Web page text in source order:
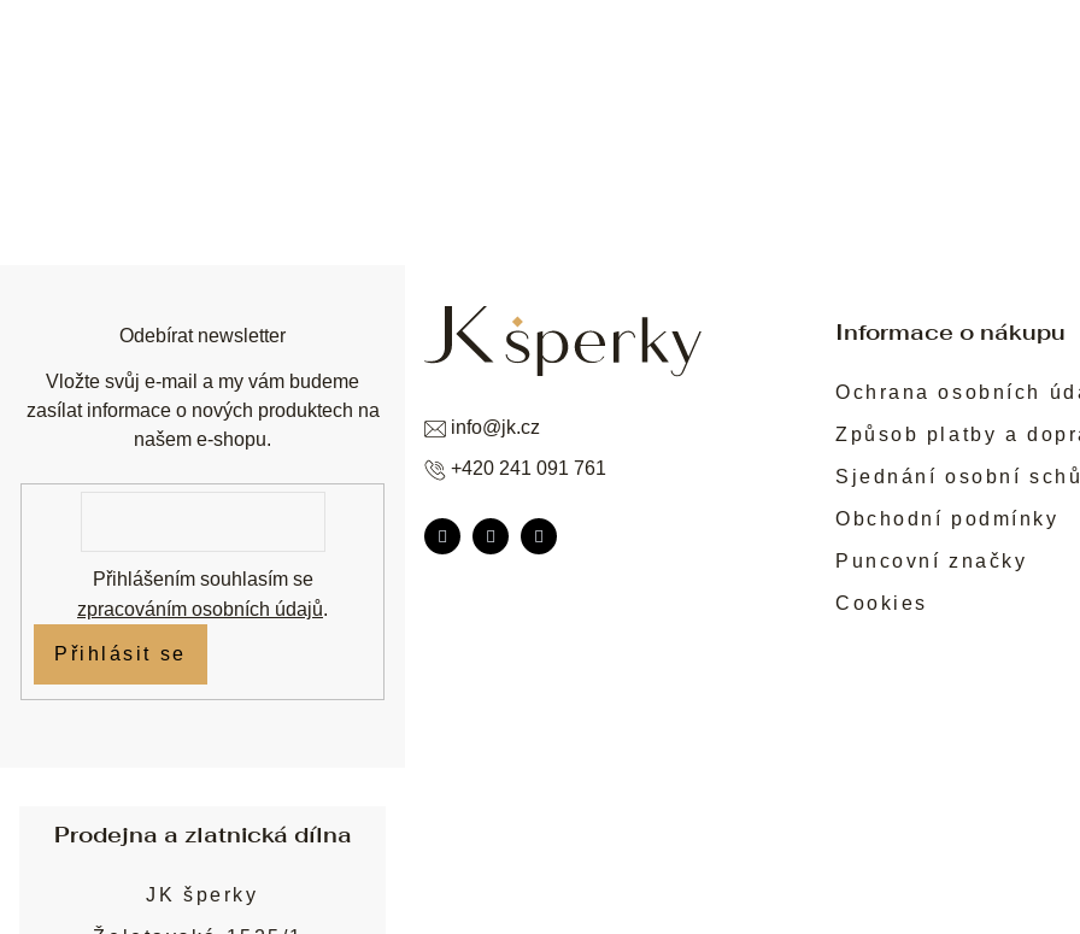
Informace o nákupu
Ochrana osobních
Způsob platby a
Sjednání osobní
Obchodní podmínky
Puncovní značky
Cookies
info@jk.cz
+420 241 091 761
Odebírat newsletter
Vložte svůj e-mail a my vám budeme
zasílat informace o nových produktech na
našem e-shopu.
Přihlášením souhlasím se
zpracováním osobních údajů.
Přihlásit se
Prodejna a zlatnická dílna
JK šperky